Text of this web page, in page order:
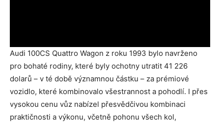
Audi 100CS Quattro Wagon z roku 1993 bylo navrženo
pro bohaté rodiny, které byly ochotny utratit 41 226
dolarů – v té době významnou částku – za prémiové
vozidlo, které kombinovalo všestrannost a pohodlí. I přes
vysokou cenu vůz nabízel přesvědčivou kombinaci
praktičnosti a výkonu, včetně pohonu všech kol,